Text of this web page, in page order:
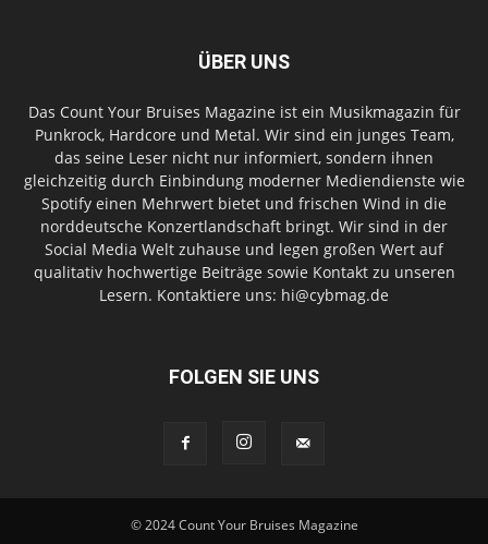
ÜBER UNS
Das Count Your Bruises Magazine ist ein Musikmagazin für
Punkrock, Hardcore und Metal. Wir sind ein junges Team,
das seine Leser nicht nur informiert, sondern ihnen
gleichzeitig durch Einbindung moderner Mediendienste wie
Spotify einen Mehrwert bietet und frischen Wind in die
norddeutsche Konzertlandschaft bringt. Wir sind in der
Social Media Welt zuhause und legen großen Wert auf
qualitativ hochwertige Beiträge sowie Kontakt zu unseren
Lesern. Kontaktiere uns: hi@cybmag.de
FOLGEN SIE UNS
© 2024 Count Your Bruises Magazine